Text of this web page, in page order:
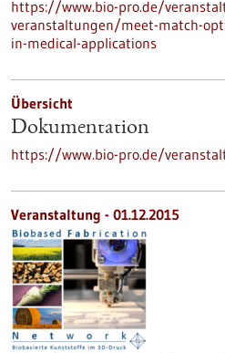
https://www.bio-pro.de/
veranstaltungen/meet-match-
in-medical-applications
Übersicht
Dokumentation
https://www.bio-pro.de/
Veranstaltung - 01.12.2015